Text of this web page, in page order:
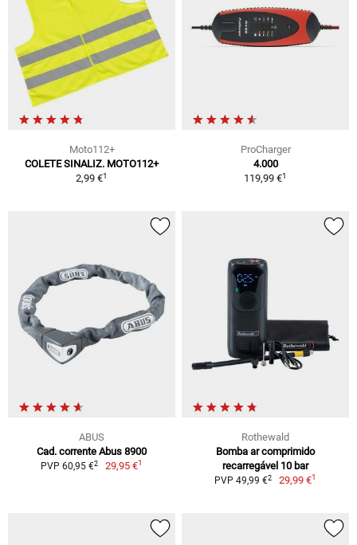
Moto112+
COLETE SINALIZ. MOTO112+
2,99 €1
ProCharger
4.000
119,99 €1
ABUS
Cad. corrente Abus 8900
PVP 60,95 €2 29,95 €1
Rothewald
Bomba ar comprimido
recarregável 10 bar
PVP 49,99 €2 29,99 €1